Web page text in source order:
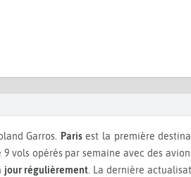
Garros. Parisest la première
vols opérés par semaine avec des
jour régulièrement. La dernière